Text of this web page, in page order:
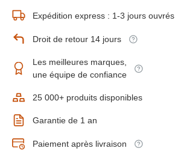
Expédition express : 1-3 jours ouvrés
Droit de retour 14 jours
Les meilleures marques,
une équipe de confiance
25 000+ produits disponibles
Garantie de 1 an
Paiement après livraison